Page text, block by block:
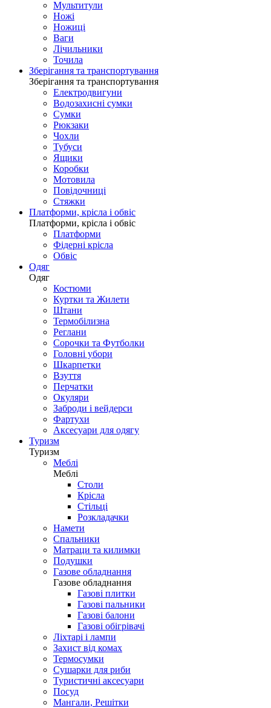
Мультитули
Ножі
Ножиці
Ваги
Лічильники
Точила
Зберігання та транспортування
Зберігання та транспортування
Електродвигуни
Водозахисні сумки
Сумки
Рюкзаки
Чохли
Тубуси
Ящики
Коробки
Мотовила
Повідочниці
Стяжки
Платформи, крісла і обвіс
Платформи, крісла і обвіс
Платформи
Фідерні крісла
Обвіс
Одяг
Одяг
Костюми
Куртки та Жилети
Штани
Термобілизна
Реглани
Сорочки та Футболки
Головні убори
Шкарпетки
Взуття
Перчатки
Окуляри
Заброди і вейдерси
Фартухи
Аксесуари для одягу
Туризм
Туризм
Меблі
Меблі
Столи
Крісла
Стільці
Розкладачки
Намети
Спальники
Матраци та килимки
Подушки
Газове обладнання
Газове обладнання
Газові плитки
Газові пальники
Газові балони
Газові обігрівачі
Ліхтарі і лампи
Захист від комах
Термосумки
Сушарки для риби
Туристичні аксесуари
Посуд
Мангали, Решітки